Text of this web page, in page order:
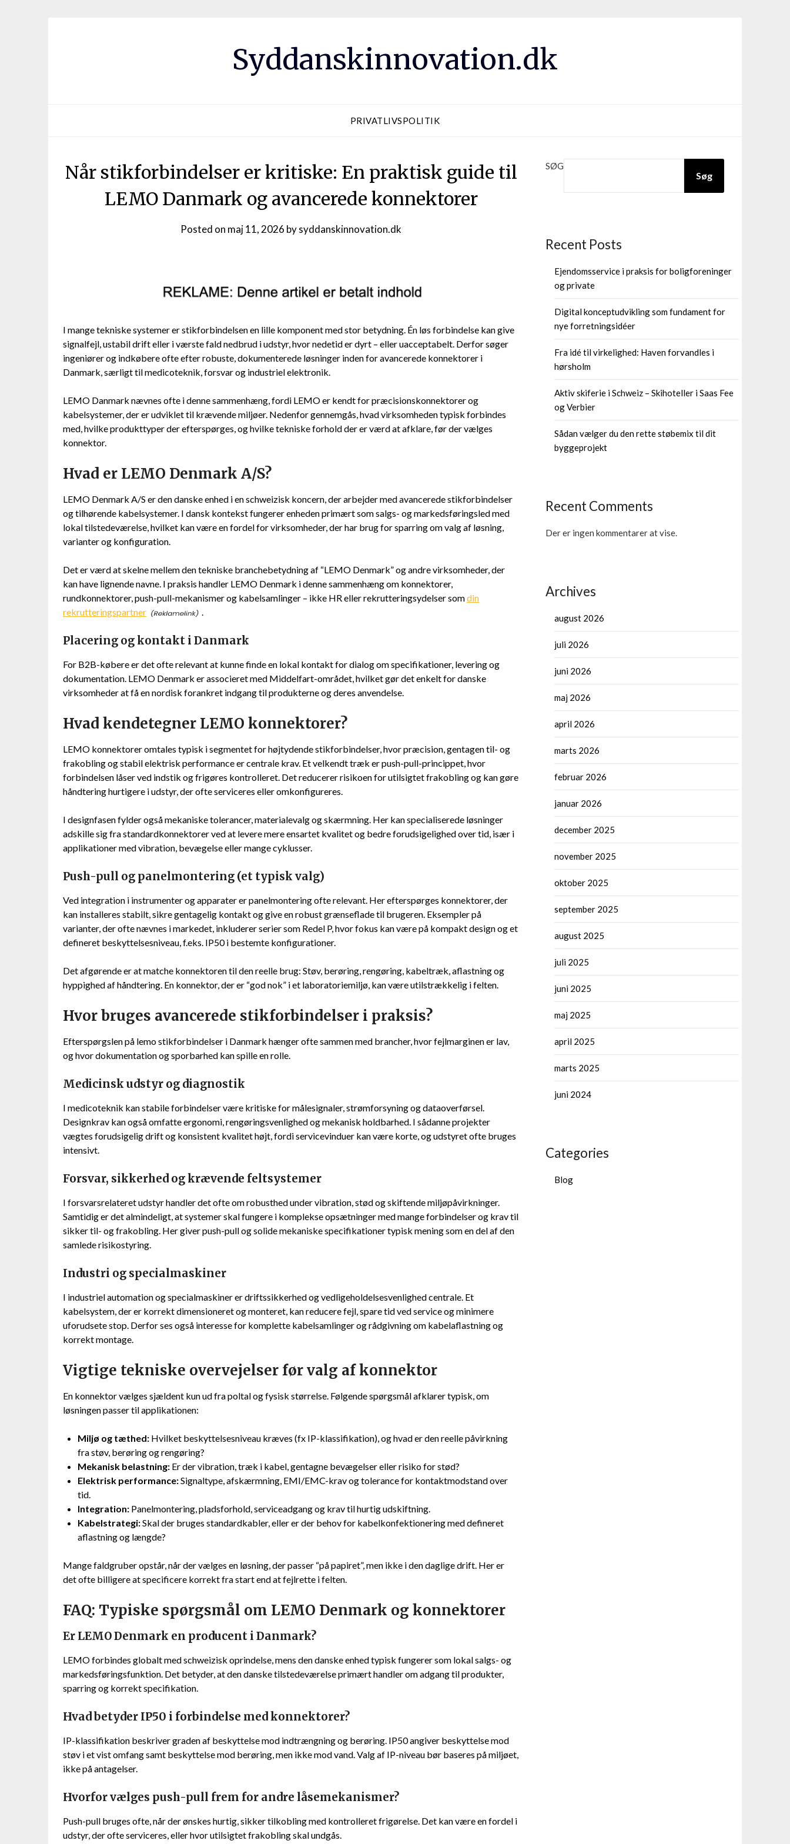
Syddanskinnovation.dk
PRIVATLIVSPOLITIK
Når stikforbindelser er kritiske: En praktisk guide til
LEMO Danmark og avancerede konnektorer
Posted on maj 11, 2026 bysyddanskinnovation.dk
I mange tekniske systemer er stikforbindelsen en lille komponent med stor betydning. Én løs forbindelse kan give
signalfejl, ustabil drift eller i værste fald nedbrud i udstyr, hvor nedetid er dyrt – eller uacceptabelt. Derfor søger
ingeniører og indkøbere ofte efter robuste, dokumenterede løsninger inden for avancerede konnektorer i
Danmark, særligt til medicoteknik, forsvar og industriel elektronik.
LEMO Danmark nævnes ofte i denne sammenhæng, fordi LEMO er kendt for præcisionskonnektorer og
kabelsystemer, der er udviklet til krævende miljøer. Nedenfor gennemgås, hvad virksomheden typisk forbindes
med, hvilke produkttyper der efterspørges, og hvilke tekniske forhold der er værd at afklare, før der vælges
konnektor.
Hvad er LEMO Denmark A/S?
LEMO Denmark A/S er den danske enhed i en schweizisk koncern, der arbejder med avancerede stikforbindelser
og tilhørende kabelsystemer. I dansk kontekst fungerer enheden primært som salgs- og markedsføringsled med
lokal tilstedeværelse, hvilket kan være en fordel for virksomheder, der har brug for sparring om valg af løsning,
varianter og konfiguration.
Det er værd at skelne mellem den tekniske branchebetydning af “LEMO Denmark” og andre virksomheder, der
kan have lignende navne. I praksis handler LEMO Denmark i denne sammenhæng om konnektorer,
rundkonnektorer, push-pull-mekanismer og kabelsamlinger – ikke HR eller rekrutteringsydelser somdin
rekrutteringspartner
.
Placering og kontakt i Danmark
For B2B-købere er det ofte relevant at kunne finde en lokal kontakt for dialog om specifikationer, levering og
dokumentation. LEMO Denmark er associeret med Middelfart-området, hvilket gør det enkelt for danske
virksomheder at få en nordisk forankret indgang til produkterne og deres anvendelse.
Hvad kendetegner LEMO konnektorer?
LEMO konnektorer omtales typisk i segmentet for højtydende stikforbindelser, hvor præcision, gentagen til- og
frakobling og stabil elektrisk performance er centrale krav. Et velkendt træk er push-pull-princippet, hvor
forbindelsen låser ved indstik og frigøres kontrolleret. Det reducerer risikoen for utilsigtet frakobling og kan gøre
håndtering hurtigere i udstyr, der ofte serviceres eller omkonfigureres.
I designfasen fylder også mekaniske tolerancer, materialevalg og skærmning. Her kan specialiserede løsninger
adskille sig fra standardkonnektorer ved at levere mere ensartet kvalitet og bedre forudsigelighed over tid, især i
applikationer med vibration, bevægelse eller mange cyklusser.
Push-pull og panelmontering (et typisk valg)
Ved integration i instrumenter og apparater er panelmontering ofte relevant. Her efterspørges konnektorer, der
kan installeres stabilt, sikre gentagelig kontakt og give en robust grænseflade til brugeren. Eksempler på
varianter, der ofte nævnes i markedet, inkluderer serier som Redel P, hvor fokus kan være på kompakt design og et
defineret beskyttelsesniveau, f.eks. IP50 i bestemte konfigurationer.
Det afgørende er at matche konnektoren til den reelle brug: Støv, berøring, rengøring, kabeltræk, aflastning og
hyppighed af håndtering. En konnektor, der er “god nok” i et laboratoriemiljø, kan være utilstrækkelig i felten.
Hvor bruges avancerede stikforbindelser i praksis?
Efterspørgslen på lemo stikforbindelser i Danmark hænger ofte sammen med brancher, hvor fejlmarginen er lav,
og hvor dokumentation og sporbarhed kan spille en rolle.
Medicinsk udstyr og diagnostik
I medicoteknik kan stabile forbindelser være kritiske for målesignaler, strømforsyning og dataoverførsel.
Designkrav kan også omfatte ergonomi, rengøringsvenlighed og mekanisk holdbarhed. I sådanne projekter
vægtes forudsigelig drift og konsistent kvalitet højt, fordi servicevinduer kan være korte, og udstyret ofte bruges
intensivt.
Forsvar, sikkerhed og krævende feltsystemer
I forsvarsrelateret udstyr handler det ofte om robusthed under vibration, stød og skiftende miljøpåvirkninger.
Samtidig er det almindeligt, at systemer skal fungere i komplekse opsætninger med mange forbindelser og krav til
sikker til- og frakobling. Her giver push-pull og solide mekaniske specifikationer typisk mening som en del af den
samlede risikostyring.
Industri og specialmaskiner
I industriel automation og specialmaskiner er driftssikkerhed og vedligeholdelsesvenlighed centrale. Et
kabelsystem, der er korrekt dimensioneret og monteret, kan reducere fejl, spare tid ved service og minimere
uforudsete stop. Derfor ses også interesse for komplette kabelsamlinger og rådgivning om kabelaflastning og
korrekt montage.
Vigtige tekniske overvejelser før valg af konnektor
En konnektor vælges sjældent kun ud fra poltal og fysisk størrelse. Følgende spørgsmål afklarer typisk, om
løsningen passer til applikationen:
Miljø og tæthed: Hvilket beskyttelsesniveau kræves (fx IP-klassifikation), og hvad er den reelle påvirkning
fra støv, berøring og rengøring?
Mekanisk belastning: Er der vibration, træk i kabel, gentagne bevægelser eller risiko for stød?
Elektrisk performance:Signaltype, afskærmning, EMI/EMC-krav og tolerance for kontaktmodstand over
tid.
Integration: Panelmontering, pladsforhold, serviceadgang og krav til hurtig udskiftning.
Kabelstrategi:Skal der bruges standardkabler, eller er der behov for kabelkonfektionering med defineret
aflastning og længde?
Mange faldgruber opstår, når der vælges en løsning, der passer “på papiret”, men ikke i den daglige drift. Her er
det ofte billigere at specificere korrekt fra start end at fejlrette i felten.
FAQ: Typiske spørgsmål om LEMO Denmark og konnektorer
Er LEMO Denmark en producent i Danmark?
LEMO forbindes globalt med schweizisk oprindelse, mens den danske enhed typisk fungerer som lokal salgs- og
markedsføringsfunktion. Det betyder, at den danske tilstedeværelse primært handler om adgang til produkter,
sparring og korrekt specifikation.
Hvad betyder IP50 i forbindelse med konnektorer?
IP-klassifikation beskriver graden af beskyttelse mod indtrængning og berøring. IP50 angiver beskyttelse mod
støv i et vist omfang samt beskyttelse mod berøring, men ikke mod vand. Valg af IP-niveau bør baseres på miljøet,
ikke på antagelser.
Hvorfor vælges push-pull frem for andre låsemekanismer?
Push-pull bruges ofte, når der ønskes hurtig, sikker tilkobling med kontrolleret frigørelse. Det kan være en fordel i
udstyr, der ofte serviceres, eller hvor utilsigtet frakobling skal undgås.
SØG
Søg
Recent Posts
Ejendomsservice i praksis for boligforeninger
og private
Digital konceptudvikling som fundament for
nye forretningsidéer
Fra idé til virkelighed: Haven forvandles i
hørsholm
Aktiv skiferie i Schweiz – Skihoteller i Saas Fee
og Verbier
Sådan vælger du den rette støbemix til dit
byggeprojekt
Recent Comments
Der er ingen kommentarer at vise.
Archives
august 2026
juli 2026
juni 2026
maj 2026
april 2026
marts 2026
februar 2026
januar 2026
december 2025
november 2025
oktober 2025
september 2025
august 2025
juli 2025
juni 2025
maj 2025
april 2025
marts 2025
juni 2024
Categories
Blog